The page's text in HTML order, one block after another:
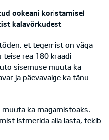
ookeani koristamisel
kalavõrkudest
et tegemist on väga
teise rea 180 kraadi
sisemuse muuta ka
ja päevavalge ka tänu
muuta ka magamistoaks.
istmerida alla lasta, tekib